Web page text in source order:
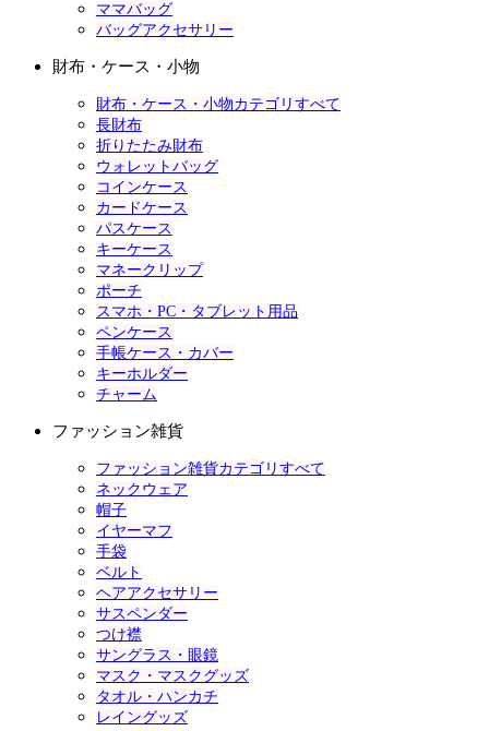
ママバッグ
バッグアクセサリー
財布・ケース・小物
財布・ケース・小物カテゴリすべて
長財布
折りたたみ財布
ウォレットバッグ
コインケース
カードケース
パスケース
キーケース
マネークリップ
ポーチ
スマホ・PC・タブレット用品
ペンケース
手帳ケース・カバー
キーホルダー
チャーム
ファッション雑貨
ファッション雑貨カテゴリすべて
ネックウェア
帽子
イヤーマフ
手袋
ベルト
ヘアアクセサリー
サスペンダー
つけ襟
サングラス・眼鏡
マスク・マスクグッズ
タオル・ハンカチ
レイングッズ